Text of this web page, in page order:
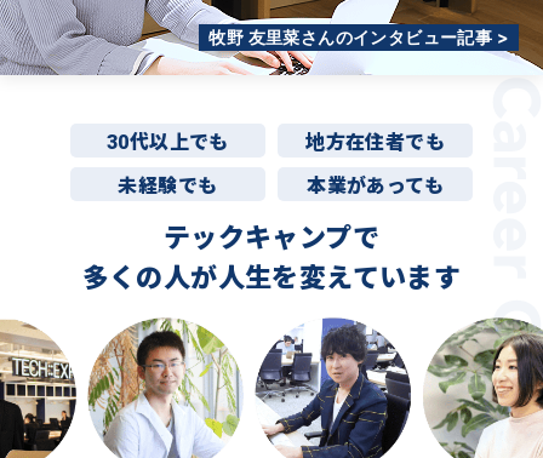
牧野 友里菜さんのインタビュー記事 >
30代以上でも
地方在住者でも
未経験でも
本業があっても
テックキャンプで
多くの人が人生を変えています